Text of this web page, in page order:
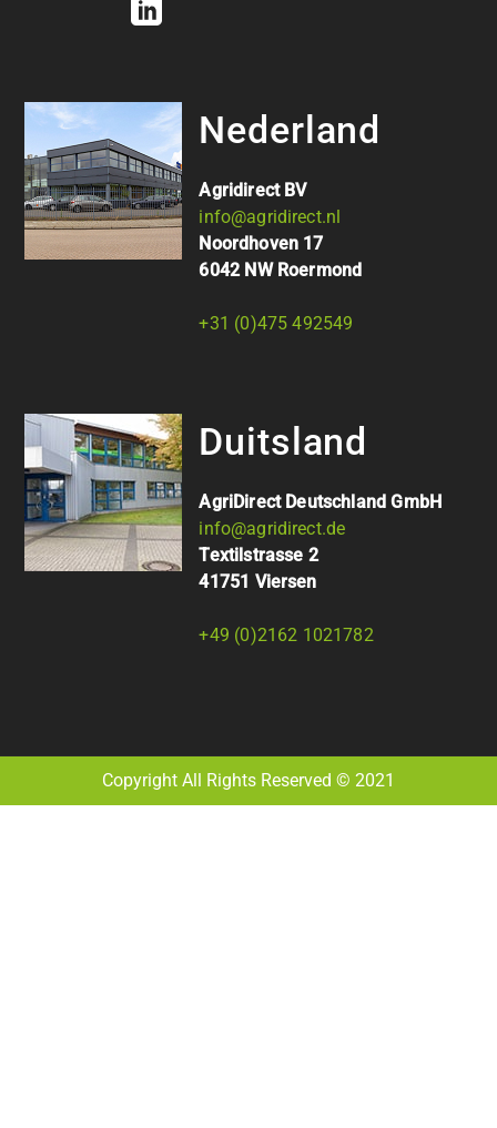
Nederland
Agridirect BV
info@agridirect.nl
Noordhoven 17
6042 NW Roermond
+31 (0)475 492549
Duitsland
AgriDirect Deutschland GmbH
info@agridirect.de
Textilstrasse 2
41751 Viersen
+49 (0)2162 1021782
Copyright All Rights Reserved © 2021